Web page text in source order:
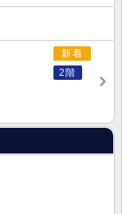
新着
2階